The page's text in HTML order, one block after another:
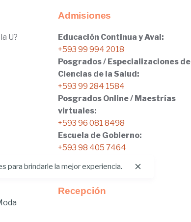
U?
Admisiones
Educación Continua y Aval:
+593 99 994 2018
Posgrados / Especializaciones de
Ciencias de la Salud:
+593 99 284 1584
Posgrados Online / Maestrías
virtuales:
+593 96 081 8498
Escuela de Gobierno:
+593 98 405 7464
Recepción
para brindarle la mejor experiencia.